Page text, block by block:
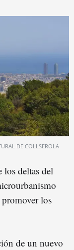
DE COLLSEROLA
los deltas del
los
de un nuevo